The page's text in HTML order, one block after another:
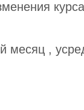
месяц ,